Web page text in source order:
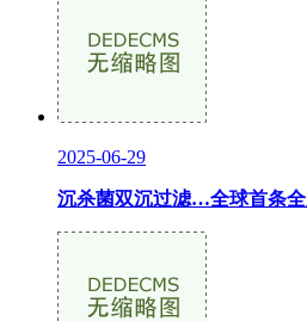
2025-06-29
沉杀菌双沉过滤…全球首条